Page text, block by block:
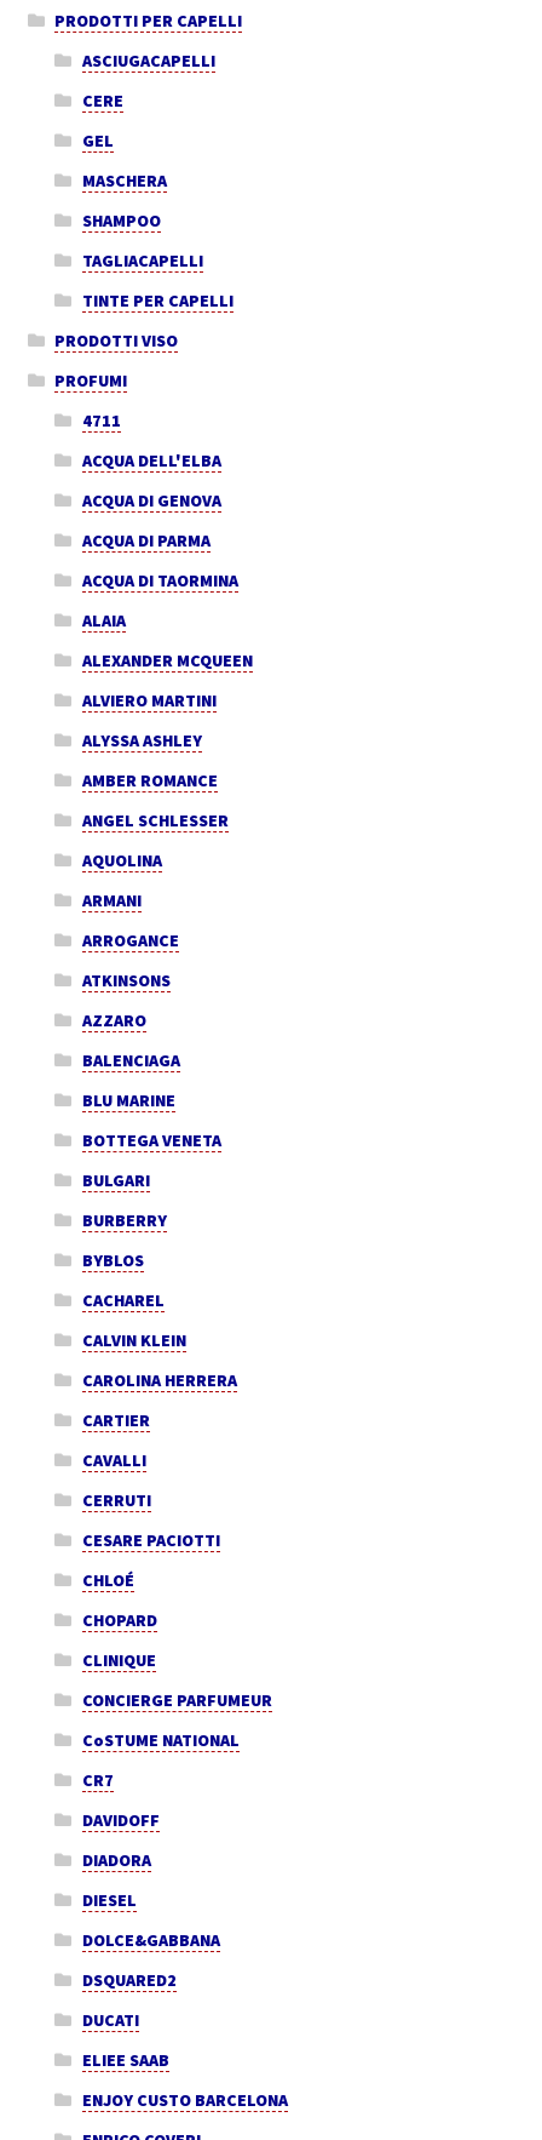
PRODOTTI PER CAPELLI
ASCIUGACAPELLI
CERE
GEL
MASCHERA
SHAMPOO
TAGLIACAPELLI
TINTE PER CAPELLI
PRODOTTI VISO
PROFUMI
4711
ACQUA DELL'ELBA
ACQUA DI GENOVA
ACQUA DI PARMA
ACQUA DI TAORMINA
ALAIA
ALEXANDER MCQUEEN
ALVIERO MARTINI
ALYSSA ASHLEY
AMBER ROMANCE
ANGEL SCHLESSER
AQUOLINA
ARMANI
ARROGANCE
ATKINSONS
AZZARO
BALENCIAGA
BLU MARINE
BOTTEGA VENETA
BULGARI
BURBERRY
BYBLOS
CACHAREL
CALVIN KLEIN
CAROLINA HERRERA
CARTIER
CAVALLI
CERRUTI
CESARE PACIOTTI
CHLOÉ
CHOPARD
CLINIQUE
CONCIERGE PARFUMEUR
CoSTUME NATIONAL
CR7
DAVIDOFF
DIADORA
DIESEL
DOLCE&GABBANA
DSQUARED2
DUCATI
ELIEE SAAB
ENJOY CUSTO BARCELONA